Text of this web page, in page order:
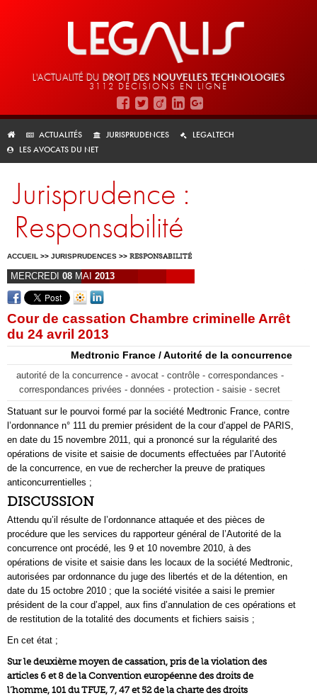
L'ACTUALITÉ DU DROIT DES NOUVELLES TECHNOLOGIES
3112 DÉCISIONS EN LIGNE
ACTUALITÉS JURISPRUDENCES
LEGALTECH
LES AVOCATS DU NET
Jurisprudence :
Responsabilité
ACCUEIL >> JURISPRUDENCES >> RESPONSABILITÉ
MERCREDI 08 MAI 2013
Cour de cassation Chambre criminelle Arrêt
du 24 avril 2013
Medtronic France / Autorité de la concurrence
autorité de la concurrence - avocat - contrôle - correspondances -
correspondances privées - données - protection - saisie - secret
Statuant sur le pourvoi formé par la société Medtronic France, contre
l’ordonnance n° 111 du premier président de la cour d’appel de PARIS,
en date du 15 novembre 2011, qui a prononcé sur la régularité des
opérations de visite et saisie de documents effectuées par l’Autorité
de la concurrence, en vue de rechercher la preuve de pratiques
anticoncurrentielles ;
DISCUSSION
Attendu qu’il résulte de l’ordonnance attaquée et des pièces de
procédure que les services du rapporteur général de l’Autorité de la
concurrence ont procédé, les 9 et 10 novembre 2010, à des
opérations de visite et saisie dans les locaux de la société Medtronic,
autorisées par ordonnance du juge des libertés et de la détention, en
date du 15 octobre 2010 ; que la société visitée a saisi le premier
président de la cour d’appel, aux fins d’annulation de ces opérations et
de restitution de la totalité des documents et fichiers saisis ;
En cet état ;
Sur le deuxième moyen de cassation, pris de la violation des
articles 6 et 8 de la Convention européenne des droits de
l’homme, 101 du TFUE, 7, 47 et 52 de la charte des droits